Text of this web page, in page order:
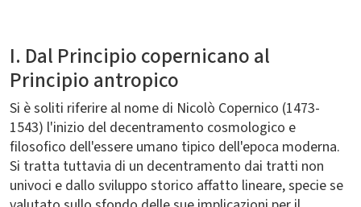
I. Dal Principio copernicano al
Principio antropico
Si è soliti riferire al nome di Nicolò Copernico (1473-
1543) l'inizio del decentramento cosmologico e
filosofico dell'essere umano tipico dell'epoca moderna.
Si tratta tuttavia di un decentramento dai tratti non
univoci e dallo sviluppo storico affatto lineare, specie se